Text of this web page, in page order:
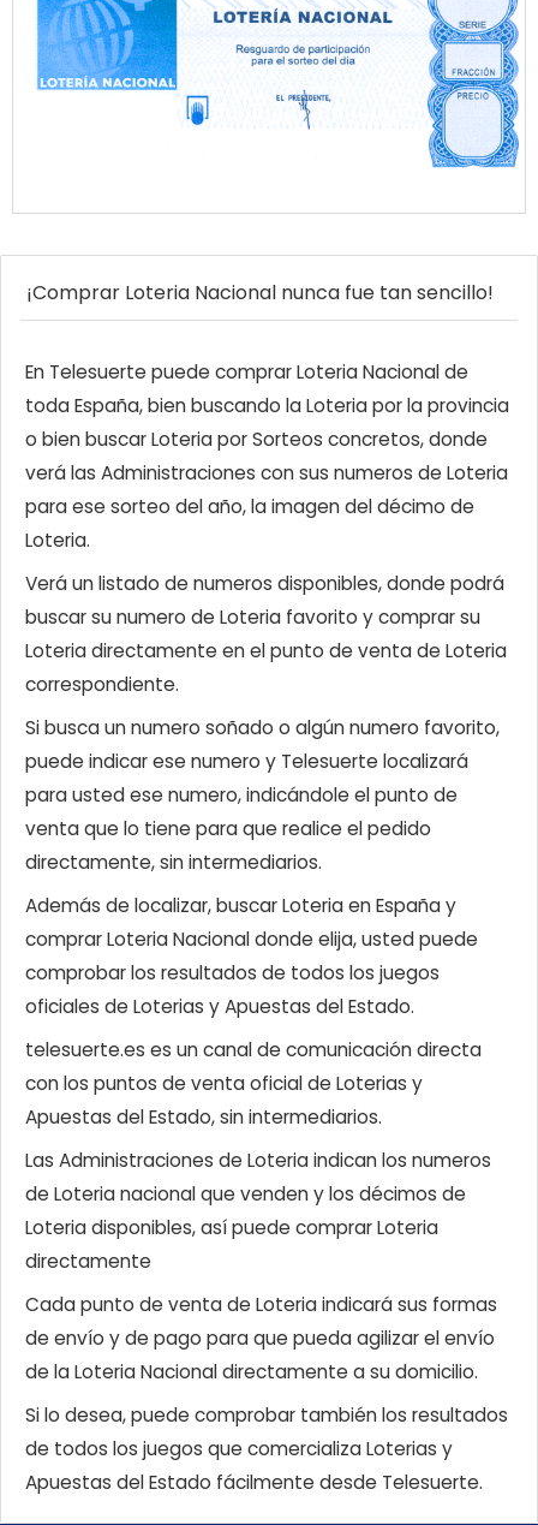
¡Comprar Loteria Nacional nunca fue tan sencillo!
En Telesuerte puede comprar Loteria Nacional de
toda España, bien buscando la Loteria por la provincia
o bien buscar Loteria por Sorteos concretos, donde
verá las Administraciones con sus numeros de Loteria
para ese sorteo del año, la imagen del décimo de
Loteria.
Verá un listado de numeros disponibles, donde podrá
buscar su numero de Loteria favorito y comprar su
Loteria directamente en el punto de venta de Loteria
correspondiente.
Si busca un numero soñado o algún numero favorito,
puede indicar ese numero y Telesuerte localizará
para usted ese numero, indicándole el punto de
venta que lo tiene para que realice el pedido
directamente, sin intermediarios.
Además de localizar, buscar Loteria en España y
comprar Loteria Nacional donde elija, usted puede
comprobar los resultados de todos los juegos
oficiales de Loterias y Apuestas del Estado.
telesuerte.es es un canal de comunicación directa
con los puntos de venta oficial de Loterias y
Apuestas del Estado, sin intermediarios.
Las Administraciones de Loteria indican los numeros
de Loteria nacional que venden y los décimos de
Loteria disponibles, así puede comprar Loteria
directamente
Cada punto de venta de Loteria indicará sus formas
de envío y de pago para que pueda agilizar el envío
de la Loteria Nacional directamente a su domicilio.
Si lo desea, puede comprobar también los resultados
de todos los juegos que comercializa Loterias y
Apuestas del Estado fácilmente desde Telesuerte.